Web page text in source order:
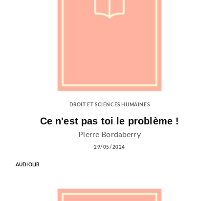
DROIT ET SCIENCES HUMAINES
Ce n'est pas toi le problème !
Pierre Bordaberry
29/05/2024
AUDIOLIB